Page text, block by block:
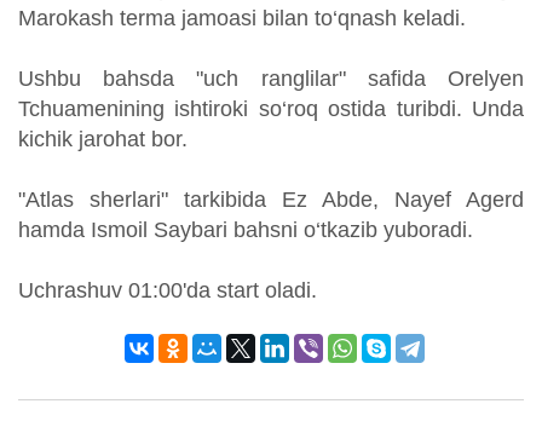
Marokash terma jamoasi bilan to‘qnash keladi.
Ushbu bahsda "uch ranglilar" safida Orelyen
Tchuamenining ishtiroki so‘roq ostida turibdi. Unda
kichik jarohat bor.
"Atlas sherlari" tarkibida Ez Abde, Nayef Agerd
hamda Ismoil Saybari bahsni o‘tkazib yuboradi.
Uchrashuv 01:00'da start oladi.